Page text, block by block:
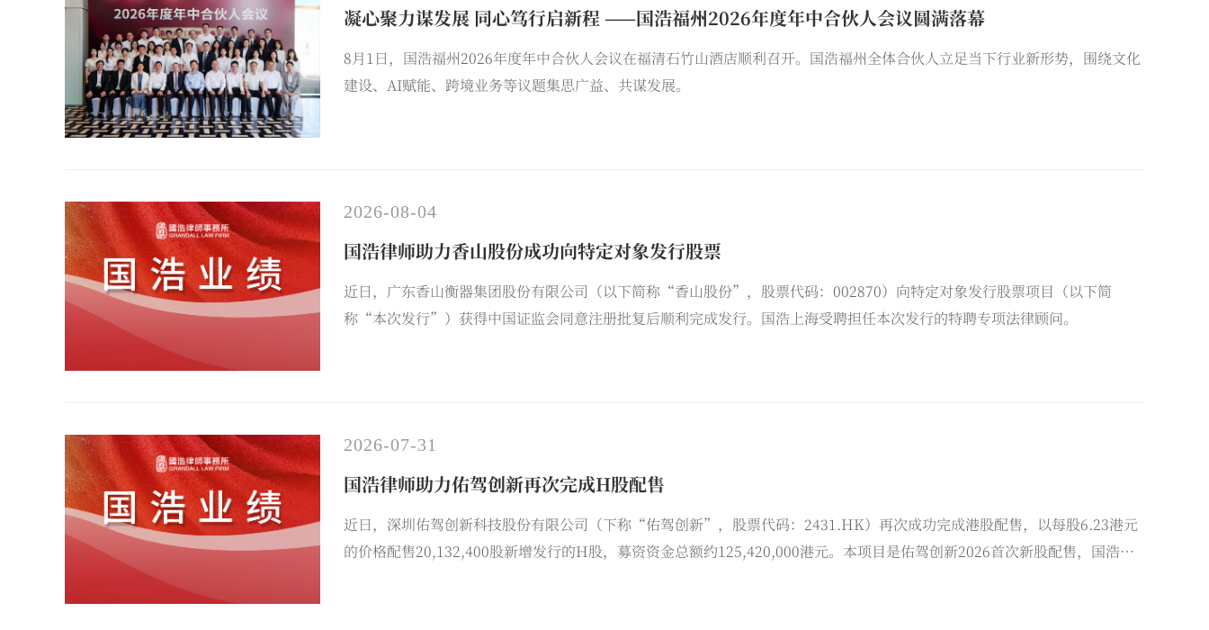
凝心聚力谋发展 同心笃行启新程 ——国浩福州2026年度年中合伙人会议圆满落幕
8月1日，国浩福州2026年度年中合伙人会议在福清石竹山酒店顺利召开。国浩福州全体合伙人立足当下行业新形势，围绕文化
建设、AI赋能、跨境业务等议题集思广益、共谋发展。
2026-08-04
国浩律师助力香山股份成功向特定对象发行股票
近日，广东香山衡器集团股份有限公司（以下简称“香山股份”，股票代码：002870）向特定对象发行股票项目（以下简
称“本次发行”）获得中国证监会同意注册批复后顺利完成发行。国浩上海受聘担任本次发行的特聘专项法律顾问。
2026-07-31
国浩律师助力佑驾创新再次完成H股配售
近日，深圳佑驾创新科技股份有限公司（下称“佑驾创新”，股票代码：2431.HK）再次成功完成港股配售，以每股6.23港元
的价格配售20,132,400股新增发行的H股，募资资金总额约125,420,000港元。本项目是佑驾创新2026首次新股配售，国浩上